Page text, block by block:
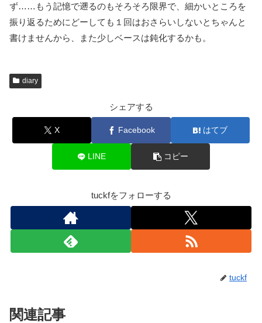
ず……もう記憶で遡るのもそろそろ限界で、細かいところを
振り返るためにどーしても１回はおさらいしないとちゃんと
書けませんから、また少しベースは鈍化するかも。
diary
シェアする
X Facebook はてブ
LINE コピー
tuckfをフォローする
tuckf
関連記事